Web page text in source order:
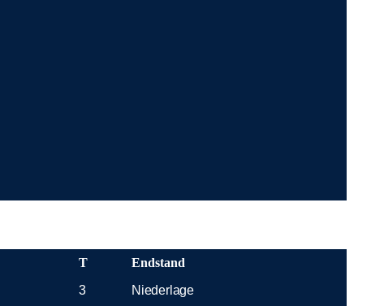
T
Endstand
3
Niederlage